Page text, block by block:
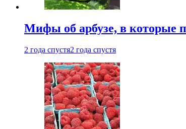
Мифы об арбузе, в которые
2 года спустя2 года спустя